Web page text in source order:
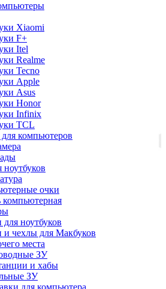
Xiaomi
F+
Itel
Realme
Tecno
Apple
Asus
Honor
Infinix
TCL
компьютеров
ноутбуков
очки
ноутбуков
чехлы для Макбуков
места
ЗУ
и хабы
ЗУ
для компьютера